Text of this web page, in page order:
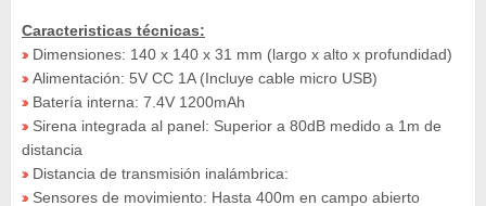
Caracteristicas técnicas:
» Dimensiones: 140 x 140 x 31 mm (largo x alto x profundidad)
» Alimentación: 5V CC 1A (Incluye cable micro USB)
» Batería interna: 7.4V 1200mAh
» Sirena integrada al panel: Superior a 80dB medido a 1m de
distancia
» Distancia de transmisión inalámbrica:
» Sensores de movimiento: Hasta 400m en campo abierto